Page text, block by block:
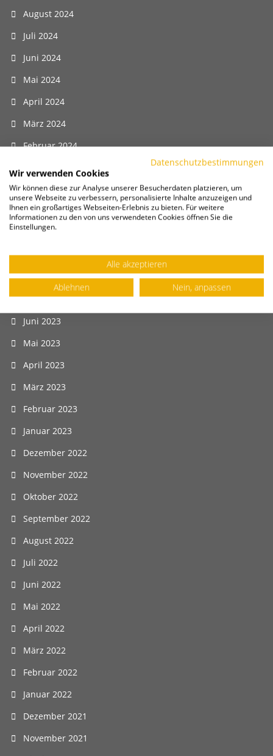
August 2024
Juli 2024
Juni 2024
Mai 2024
April 2024
März 2024
Februar 2024
Januar 2024
Dezember 2023
November 2023
Oktober 2023
September 2023
August 2023
Juli 2023
Juni 2023
Mai 2023
April 2023
März 2023
Februar 2023
Januar 2023
Dezember 2022
November 2022
Oktober 2022
September 2022
August 2022
Juli 2022
Juni 2022
Mai 2022
April 2022
März 2022
Februar 2022
Januar 2022
Dezember 2021
November 2021
Datenschutzbestimmungen
Wir verwenden Cookies
Wir können diese zur Analyse unserer Besucherdaten platzieren, um
unsere Webseite zu verbessern, personalisierte Inhalte anzuzeigen und
Ihnen ein großartiges Webseiten-Erlebnis zu bieten. Für weitere
Informationen zu den von uns verwendeten Cookies öffnen Sie die
Einstellungen.
Alle akzeptieren
Ablehnen
Nein, anpassen